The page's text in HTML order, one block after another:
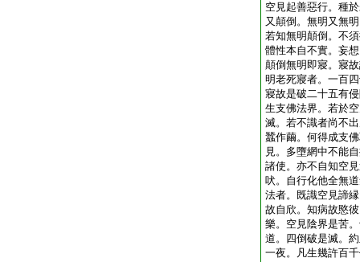
空見起善惡行。種
又顛倒。無明又無
若知無明顛倒。不
體性本自不實。妄
顛倒無明即寢。寢
明老死寢者。一百
寢故是破二十五有
生支佛法界。若於
滅。若不識者尚不
蠶作繭。何得成支
見。多墮網中不能
諸使。亦不自知空
吠。自行化他全無
法者。既識空見諦
故自欣。知病故愍
樂。空見陰界是苦
道。四倒破是滅。
一夜。凡生幾許百